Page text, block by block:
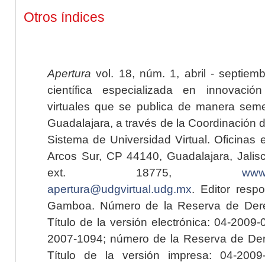
Otros índices
Apertura vol. 18, núm. 1, abril -
científica especializada en
virtuales que se publica de manera
Guadalajara, a través de la Coordinación
Sistema de Universidad Virtual. Oficinas
Arcos Sur, CP 44140, Guadalajara,
ext. 18775,
apertura@udgvirtual.udg.mx. Editor
Gamboa. Número de la Reserva de
Título de la versión electrónica: 04-2009-
2007-1094; número de la Reserva de
Título de la versión impresa: 04-2009-